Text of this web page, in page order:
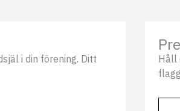
i din förening. Ditt
Håll